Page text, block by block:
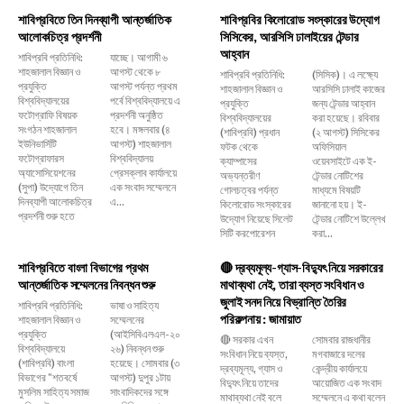
শাবিপ্রবিতে তিন দিনব্যাপী আন্তর্জাতিক
আলোকচিত্র প্রদর্শনী
শাবিপ্রবি প্রতিনিধি:
শাহজালাল বিজ্ঞান ও
প্রযুক্তি
বিশ্ববিদ্যালয়ের
ফটোগ্রাফি বিষয়ক
সংগঠন শাহজালাল
ইউনিভার্সিটি
ফটোগ্রাফারস
অ্যাসোসিয়েশনের
(সুপা) উদ্যোগে তিন
দিনব্যাপী আলোকচিত্র
প্রদর্শনী শুরু হতে
যাচ্ছে। আগামী ৬
আগস্ট থেকে ৮
আগস্ট পর্যন্ত প্রথম
পর্বে বিশ্ববিদ্যালয়ে এ
প্রদর্শনী অনুষ্ঠিত
হবে। মঙ্গলবার (৪
আগস্ট) শাহজালাল
বিশ্ববিদ্যালয়
প্রেসক্লাব কার্যালয়ে
এক সংবাদ সম্মেলনে
এ...
শাবিপ্রবির কিলোরোড সংস্কারের উদ্যোগ
সিসিকের, আরসিসি ঢালাইয়ের টেন্ডার
আহ্বান
শাবিপ্রবি প্রতিনিধি:
শাহজালাল বিজ্ঞান ও
প্রযুক্তি
বিশ্ববিদ্যালয়ের
(শাবিপ্রবি) প্রধান
ফটক থেকে
ক্যাম্পাসের
অভ্যন্তরীণ
গোলচত্বর পর্যন্ত
কিলোরোড সংস্কারের
উদ্যোগ নিয়েছে সিলেট
সিটি করপোরেশন
(সিসিক)। এ লক্ষ্যে
আরসিসি ঢালাই কাজের
জন্য টেন্ডার আহ্বান
করা হয়েছে। রবিবার
(২ আগস্ট) সিসিকের
অফিসিয়াল
ওয়েবসাইটে এক ই-
টেন্ডার নোটিশের
মাধ্যমে বিষয়টি
জানানো হয়। ই-
টেন্ডার নোটিশে উল্লেখ
করা...
শাবিপ্রবিতে বাংলা বিভাগের প্রথম
আন্তর্জাতিক সম্মেলনের নিবন্ধন শুরু
শাবিপ্রবি প্রতিনিধি:
শাহজালাল বিজ্ঞান ও
প্রযুক্তি
বিশ্ববিদ্যালয়ে
(শাবিপ্রবি) বাংলা
বিভাগের "শতবর্ষে
মুসলিম সাহিত্য সমাজ
ভাষা ও সাহিত্য
সম্মেলনের
(আইসিবিএলএল-২০
২৬) নিবন্ধন শুরু
হয়েছে। সোমবার (৩
আগস্ট) দুপুর ১টায়
সাংবাদিকদের সঙ্গে
🔴 দ্রব্যমূল্য-গ্যাস-বিদ্যুৎ নিয়ে সরকারের
মাথাব্যথা নেই, তারা ব্যস্ত সংবিধান ও
জুলাই সনদ নিয়ে বিভ্রান্তি তৈরির
পরিকল্পনায় : জামায়াত
🔴 সরকার এখন
সংবিধান নিয়ে ব্যস্ত,
দ্রব্যমূল্য, গ্যাস ও
বিদ্যুৎ নিয়ে তাদের
মাথাব্যথা নেই বলে
সোমবার রাজধানীর
মগবাজারে দলের
কেন্দ্রীয় কার্যালয়ে
আয়োজিত এক সংবাদ
সম্মেলনে এ কথা বলেন